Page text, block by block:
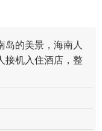
岛的美景，海南人
接机入住酒店，整